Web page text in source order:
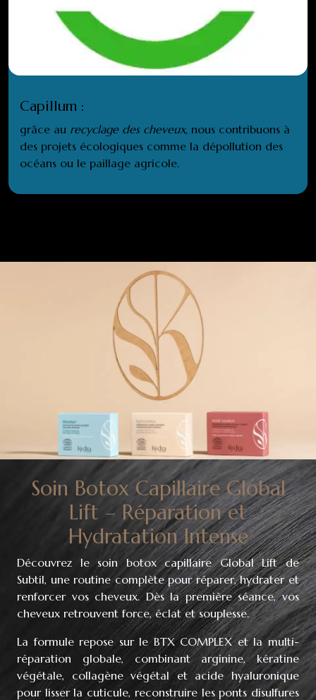
Capillum :
grâce au recyclage des cheveux, nous contribuons à
des projets écologiques comme la dépollution des
océans ou le paillage agricole.
Soin Botox Capillaire Global
Lift – Réparation et
Hydratation Intense
Découvrez le soin botox capillaire Global Lift de
Subtil, une routine complète pour réparer, hydrater et
renforcer vos cheveux. Dès la première séance, vos
cheveux retrouvent force, éclat et souplesse.
La formule repose sur le BTX COMPLEX et la multi-
réparation globale, combinant arginine, kératine
végétale, collagène végétal et acide hyaluronique
pour lisser la cuticule, reconstruire les ponts disulfures